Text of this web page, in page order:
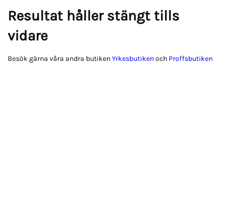
Resultat håller stängt tills
vidare
Besök gärna våra andra butikenYrkesbutikenoch Proffsbutiken